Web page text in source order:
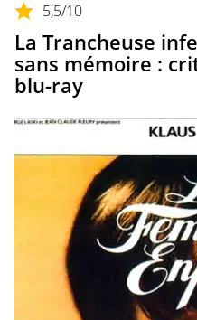
5,5/10
La Trancheuse
sans mémoire :
blu-ray